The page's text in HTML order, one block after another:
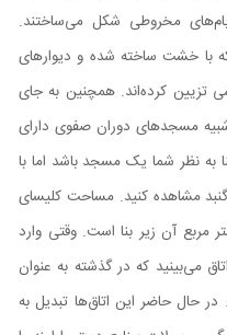
بام‌های مخروطی شکل می‌ساختند.
با خشت ساخته شده و دیوار‌های
تزیین کرده‌اند. همچنین به جای
مسجد‌های دوران صفوی دارای
به نظر شما یک مسجد باشد اما با
مشاهده کنید. مساحت کلیسای
متر مربع می‌باشد که ۳۸۵۷ متر مربع آن زیر بنا است. وقتی وارد
می‌بینید که در گذشته به عنوان
در حال حاضر این اتاق‌ها تبدیل به